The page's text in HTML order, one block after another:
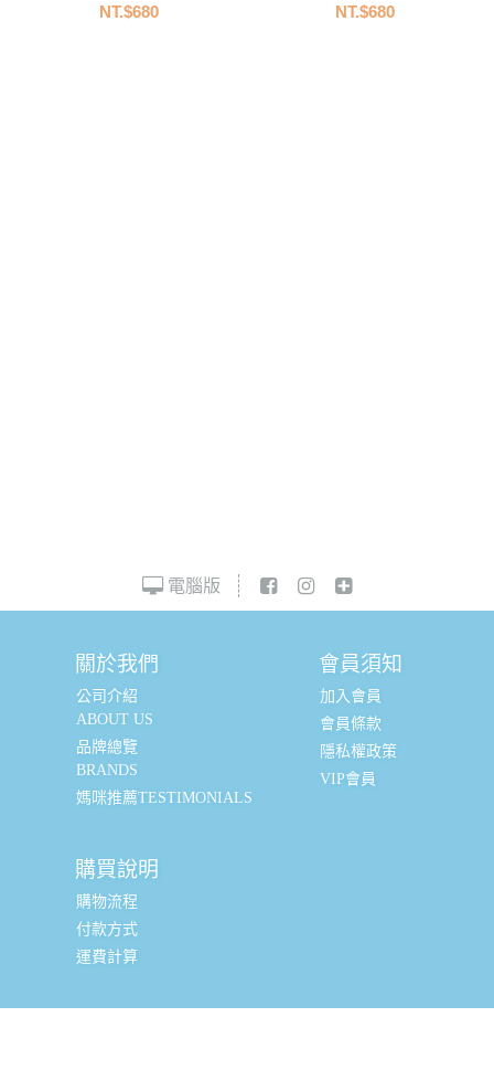
NT.$680 NT.$680
電腦版
關於我們
公司介紹
ABOUT US
品牌總覽
BRANDS
媽咪推薦TESTIMONIALS
會員須知
加入會員
會員條款
隱私權政策
VIP會員
購買說明
購物流程
付款方式
運費計算